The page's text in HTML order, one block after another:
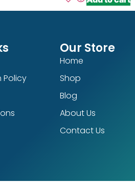
Policy
Our Store
Home
Shop
Blog
About Us
Contact Us